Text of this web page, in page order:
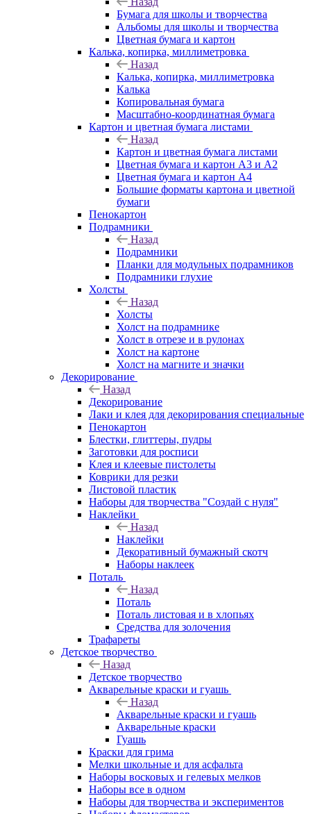
Бумага для школы и творчества
Альбомы для школы и творчества
Цветная бумага и картон
Калька, копирка, миллиметровка
Назад
Калька, копирка, миллиметровка
Калька
Копировальная бумага
Масштабно-координатная бумага
Картон и цветная бумага листами
Назад
Картон и цветная бумага листами
Цветная бумага и картон А3 и А2
Цветная бумага и картон А4
Большие форматы картона и цветной
бумаги
Пенокартон
Подрамники
Назад
Подрамники
Планки для модульных подрамников
Подрамники глухие
Холсты
Назад
Холсты
Холст на подрамнике
Холст в отрезе и в рулонах
Холст на картоне
Холст на магните и значки
Декорирование
Назад
Декорирование
Лаки и клея для декорирования специальные
Пенокартон
Блестки, глиттеры, пудры
Заготовки для росписи
Клея и клеевые пистолеты
Коврики для резки
Листовой пластик
Наборы для творчества "Создай с нуля"
Наклейки
Назад
Наклейки
Декоративный бумажный скотч
Наборы наклеек
Поталь
Назад
Поталь
Поталь листовая и в хлопьях
Средства для золочения
Трафареты
Детское творчество
Назад
Детское творчество
Акварельные краски и гуашь
Назад
Акварельные краски и гуашь
Акварельные краски
Гуашь
Краски для грима
Мелки школьные и для асфальта
Наборы восковых и гелевых мелков
Наборы все в одном
Наборы для творчества и экспериментов